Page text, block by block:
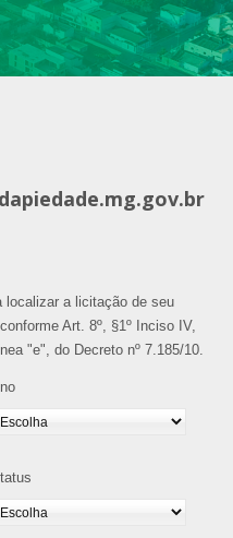
localizar a licitação de seu
Art. 8º, §1º Inciso IV,
"e", do Decreto nº 7.185/10.